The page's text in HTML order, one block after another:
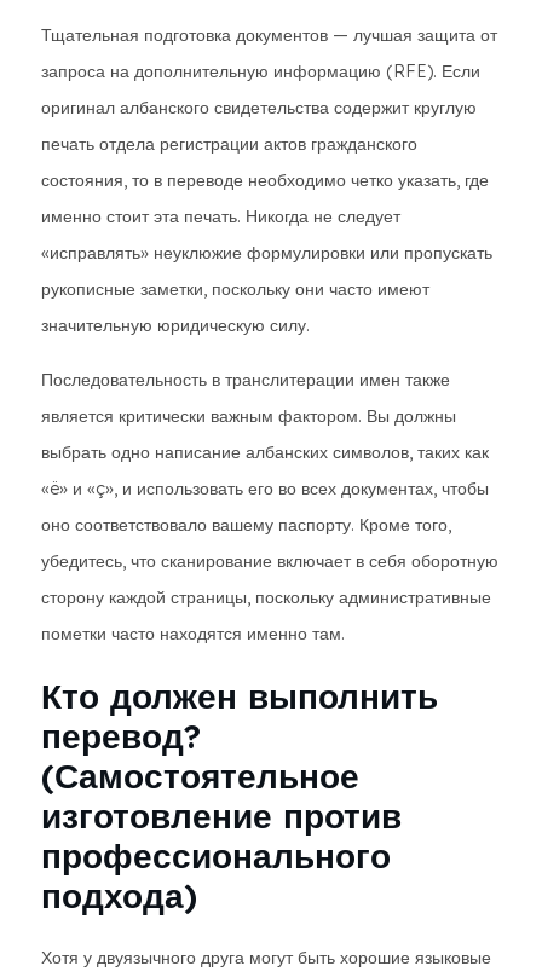
Тщательная подготовка документов — лучшая защита от
запроса на дополнительную информацию (RFE). Если
оригинал албанского свидетельства содержит круглую
печать отдела регистрации актов гражданского
состояния, то в переводе необходимо четко указать, где
именно стоит эта печать. Никогда не следует
«исправлять» неуклюжие формулировки или пропускать
рукописные заметки, поскольку они часто имеют
значительную юридическую силу.
Последовательность в транслитерации имен также
является критически важным фактором. Вы должны
выбрать одно написание албанских символов, таких как
«ë» и «ç», и использовать его во всех документах, чтобы
оно соответствовало вашему паспорту. Кроме того,
убедитесь, что сканирование включает в себя оборотную
сторону каждой страницы, поскольку административные
пометки часто находятся именно там.
Кто должен выполнить
перевод?
(Самостоятельное
изготовление против
профессионального
подхода)
Хотя у двуязычного друга могут быть хорошие языковые